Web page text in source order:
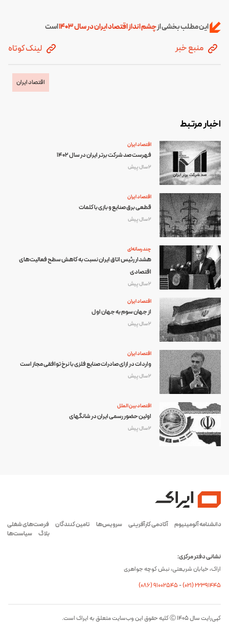
این مطلب بخشی ازچشم انداز اقتصاد ایران در سال 1403 است
منبع خبر لینک کوتاه
اقتصاد ایران
اخبار مرتبط
اقتصاد ایران
فهرست صد شرکت برتر ایران در سال 1402
2 سال پیش
اقتصاد ایران
قطعی برق صنایع و بازی با کلمات
2 سال پیش
چند رسانه‌ای
هشدار رئیس اتاق ایران نسبت به کاهش سطح فعالیت‌های
اقتصادی
2 سال پیش
اقتصاد ایران
از جهان سوم به جهان اول
2 سال پیش
اقتصاد ایران
واردات در ازای صادرات صنایع فلزی با نرخ توافقی مجاز است
2 سال پیش
اقتصاد بین الملل
اولین حضور رسمی ایران در شانگهای
2 سال پیش
دانشنامه آلومینیوم آکادمی کارآفرینی سرویس‌ها تامین کنندگان
فرصت‌های شغلی
بلاگ
سیاست‌ها
نشانی دفتر مرکزی:
اراک، خیابان شریعتی، نبش کوچه جواهری
(۰۸۶) ۹۱۰۰۲۵۴۵-(۰21) 22391445
کپی‌رایت سال ۱۴۰۵ Ⓒ کلیه حقوق این وب‌سایت متعلق به ایراک است.